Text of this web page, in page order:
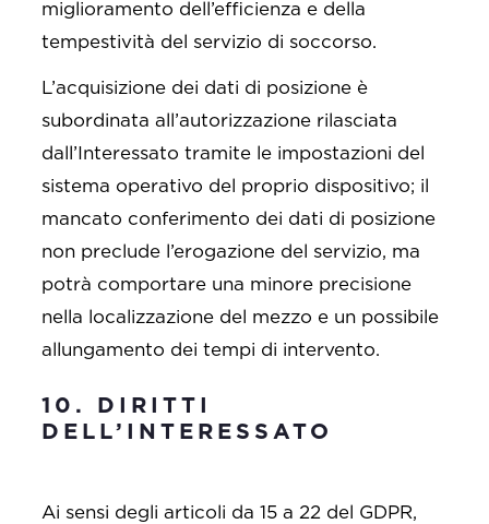
miglioramento dell’efficienza e della
tempestività del servizio di soccorso.
L’acquisizione dei dati di posizione è
subordinata all’autorizzazione rilasciata
dall’Interessato tramite le impostazioni del
sistema operativo del proprio dispositivo; il
mancato conferimento dei dati di posizione
non preclude l’erogazione del servizio, ma
potrà comportare una minore precisione
nella localizzazione del mezzo e un possibile
allungamento dei tempi di intervento.
10. DIRITTI
DELL’INTERESSATO
Ai sensi degli articoli da 15 a 22 del GDPR,